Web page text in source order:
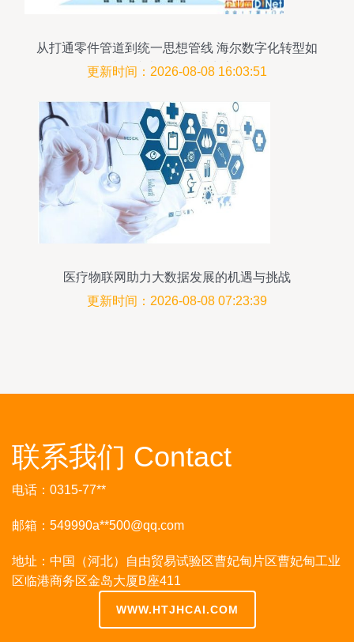
从打通零件管道到统一思想管线 海尔数字化转型如
何从连接走向智能与生态服务
更新时间：2026-08-08 16:03:51
医疗物联网助力大数据发展的机遇与挑战
更新时间：2026-08-08 07:23:39
联系我们 Contact
电话：0315-77**
邮箱：549990a**500@qq.com
地址：中国（河北）自由贸易试验区曹妃甸片区曹妃甸工业
区临港商务区金岛大厦B座411
WWW.HTJHCAI.COM